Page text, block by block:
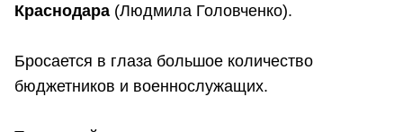
Краснодара (Людмила Головченко).
Бросается в глаза большое количество
бюджетников и военнослужащих.